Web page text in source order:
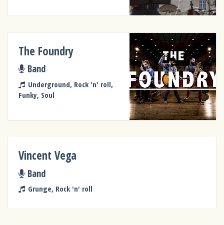
The Foundry
Band
Underground, Rock 'n' roll,
Funky, Soul
Vincent Vega
Band
Grunge, Rock 'n' roll